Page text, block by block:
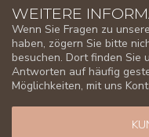
WEITERE
Wenn Sie Fragen zu
haben, zögern Sie bitte
besuchen. Dort finden Sie
Antworten auf häufig
Möglichkeiten, mit uns